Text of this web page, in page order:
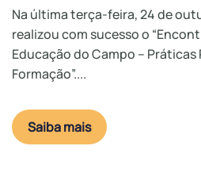
Na última terça-feira, 24 de
realizou com sucesso o
Educação do Campo –
Formação”....
Saiba mais